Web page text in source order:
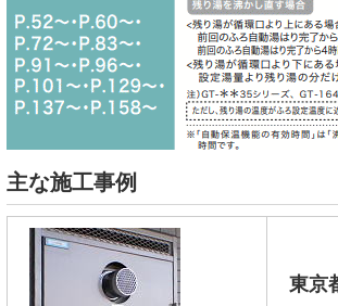
主な施工事例
東京